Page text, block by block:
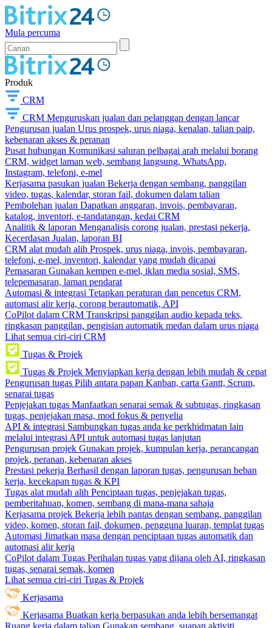
Mula percuma
Produk
CRM
CRM Menguruskan jualan dan pelanggan dengan lancar
Pengurusan jualan Urus prospek, urus niaga, kenalan, talian paip,
kebenaran akses & peranan
Pusat hubungan Komunikasi saluran pelbagai arah melalui borang
CRM, widget laman web, sembang langsung, WhatsApp,
Instagram, telefoni, e-mel
Kerjasama pasukan jualan Bekerja dengan sembang, panggilan
video, tugas, kalendar, storan fail, dokumen dalam talian
Pembolehan jualan Dapatkan anggaran, invois, pembayaran,
katalog, inventori, e-tandatangan, kedai CRM
Analitik & laporan Menganalisis corong jualan, prestasi pekerja,
Kecerdasan Jualan, laporan BI
CRM alat mudah alih Prospek, urus niaga, invois, pembayaran,
telefoni, e-mel, inventori, kalendar yang mudah dicapai
Pemasaran Gunakan kempen e-mel, iklan media sosial, SMS,
telepemasaran, laman pendarat
Automasi & integrasi Tetapkan peraturan dan pencetus CRM,
automasi alir kerja, corong berautomatik, API
CoPilot dalam CRM Transkripsi panggilan audio kepada teks,
ringkasan panggilan, pengisian automatik medan dalam urus niaga
Lihat semua ciri-ciri CRM
Tugas & Projek
Tugas & Projek Menyiapkan kerja dengan lebih mudah & cepat
Pengurusan tugas Pilih antara papan Kanban, carta Gantt, Scrum,
senarai tugas
Penjejakan tugas Manfaatkan senarai semak & subtugas, ringkasan
tugas, penjejakan masa, mod fokus & penyelia
API & integrasi Sambungkan tugas anda ke perkhidmatan lain
melalui integrasi API untuk automasi tugas lanjutan
Pengurusan projek Gunakan projek, kumpulan kerja, perancangan
projek, peranan, kebenaran akses
Prestasi pekerja Berhasil dengan laporan tugas, pengurusan beban
kerja, kecekapan tugas & KPI
Tugas alat mudah alih Penciptaan tugas, penjejakan tugas,
pemberitahuan, komen, sembang di mana-mana sahaja
Kerjasama projek Bekerja lebih pantas dengan sembang, panggilan
video, komen, storan fail, dokumen, pengguna luaran, templat tugas
Automasi Jimatkan masa dengan penciptaan tugas automatik dan
automasi alir kerja
CoPilot dalam Tugas Perihalan tugas yang dijana oleh AI, ringkasan
tugas, senarai semak, komen
Lihat semua ciri-ciri Tugas & Projek
Kerjasama
Kerjasama Buatkan kerja berpasukan anda lebih bersemangat
Ruang kerja dalam talian Gunakan sembang, suapan aktiviti,